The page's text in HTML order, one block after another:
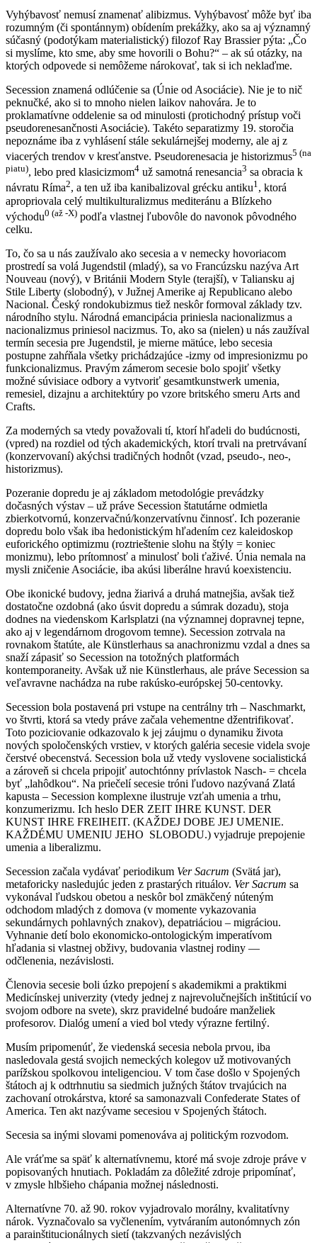
Vyhýbavosť nemusí znamenať alibizmus. Vyhýbavosť môže byť iba
rozumným (či spontánnym) obídením prekážky, ako sa aj významný
súčasný (podotýkam materialistický) filozof Ray Brassier pýta: „Čo
si myslíme, kto sme, aby sme hovorili o Bohu?“ – ak sú otázky, na
ktorých odpovede si nemôžeme nárokovať, tak si ich neklaďme.
Secession znamená odlúčenie sa (Únie od Asociácie). Nie je to nič
peknučké, ako si to mnoho nielen laikov nahovára. Je to
proklamatívne oddelenie sa od minulosti (protichodný prístup voči
pseudorenesančnosti Asociácie). Takéto separatizmy 19. storočia
nepoznáme iba z vyhlásení stále sekulárnejšej moderny, ale aj z
viacerých trendov v kresťanstve. Pseudorenesacia je historizmus5 (na
piatu), lebo pred klasicizmom4 už samotná renesancia3 sa obracia k
návratu Ríma2, a ten už iba kanibalizoval grécku antiku1, ktorá
apropriovala celý multikulturalizmus mediteránu a Blízkeho
východu0 (až -X) podľa vlastnej ľubovôle do navonok pôvodného
celku.
To, čo sa u nás zaužívalo ako secesia a v nemecky hovoriacom
prostredí sa volá Jugendstil (mladý), sa vo Francúzsku nazýva Art
Nouveau (nový), v Británii Modern Style (terajší), v Taliansku aj
Stile Liberty (slobodný), v Južnej Amerike aj Republicano alebo
Nacional. Český rondokubizmus tiež neskôr formoval základy tzv.
národního stylu. Národná emancipácia priniesla nacionalizmus a
nacionalizmus priniesol nacizmus. To, ako sa (nielen) u nás zaužíval
termín secesia pre Jugendstil, je mierne mätúce, lebo secesia
postupne zahŕňala všetky prichádzajúce -izmy od impresionizmu po
funkcionalizmus. Pravým zámerom secesie bolo spojiť všetky
možné súvisiace odbory a vytvoriť gesamtkunstwerk umenia,
remesiel, dizajnu a architektúry po vzore britského smeru Arts and
Crafts.
Za moderných sa vtedy považovali tí, ktorí hľadeli do budúcnosti,
(vpred) na rozdiel od tých akademických, ktorí trvali na pretrvávaní
(konzervovaní) akýchsi tradičných hodnôt (vzad, pseudo-, neo-,
historizmus).
Pozeranie dopredu je aj základom metodológie prevádzky
dočasných výstav – už práve Secession štatutárne odmietla
zbierkotvornú, konzervačnú/konzervatívnu činnosť. Ich pozeranie
dopredu bolo však iba hedonistickým hľadením cez kaleidoskop
euforického optimizmu (roztrieštenie slohu na štýly = koniec
monizmu), lebo prítomnosť a minulosť boli ťaživé. Únia nemala na
mysli zničenie Asociácie, iba akúsi liberálne hravú koexistenciu.
Obe ikonické budovy, jedna žiarivá a druhá matnejšia, avšak tiež
dostatočne ozdobná (ako úsvit dopredu a súmrak dozadu), stoja
dodnes na viedenskom Karlsplatzi (na významnej dopravnej tepne,
ako aj v legendárnom drogovom temne). Secession zotrvala na
rovnakom štatúte, ale Künstlerhaus sa anachronizmu vzdal a dnes sa
snaží zápasiť so Secession na totožných platformách
kontemporaneity. Avšak už nie Künstlerhaus, ale práve Secession sa
veľavravne nachádza na rube rakúsko-európskej 50-centovky.
Secession bola postavená pri vstupe na centrálny trh – Naschmarkt,
vo štvrti, ktorá sa vtedy práve začala vehementne džentrifikovať.
Toto poziciovanie odkazovalo k jej záujmu o dynamiku života
nových spoločenských vrstiev, v ktorých galéria secesie videla svoje
čerstvé obecenstvá. Secession bola už vtedy vyslovene socialistická
a zároveň si chcela pripojiť autochtónny prívlastok Nasch- = chcela
byť „lahôdkou“. Na priečelí secesie tróni ľudovo nazývaná Zlatá
kapusta – Secession komplexne ilustruje vzťah umenia a trhu,
konzumerizmu. Ich heslo DER ZEIT IHRE KUNST. DER
KUNST IHRE FREIHEIT. (KAŽDEJ DOBE JEJ UMENIE.
KAŽDÉMU UMENIU JEHO SLOBODU.) vyjadruje prepojenie
umenia a liberalizmu.
Secession začala vydávať periodikum Ver Sacrum (Svätá jar),
metaforicky nasledujúc jeden z prastarých rituálov. Ver Sacrum sa
vykonával ľudskou obetou a neskôr bol zmäkčený núteným
odchodom mladých z domova (v momente vykazovania
sekundárnych pohlavných znakov), depatriáciou – migráciou.
Vyhnanie detí bolo ekonomicko-ontologickým imperatívom
hľadania si vlastnej obživy, budovania vlastnej rodiny —
odčlenenia, nezávislosti.
Členovia secesie boli úzko prepojení s akademikmi a praktikmi
Medicínskej univerzity (vtedy jednej z najrevolučnejších inštitúcií vo
svojom odbore na svete), skrz pravidelné budoáre manželiek
profesorov. Dialóg umení a vied bol vtedy výrazne fertilný.
Musím pripomenúť, že viedenská secesia nebola prvou, iba
nasledovala gestá svojich nemeckých kolegov už motivovaných
parížskou spolkovou inteligenciou. V tom čase došlo v Spojených
štátoch aj k odtrhnutiu sa siedmich južných štátov trvajúcich na
zachovaní otrokárstva, ktoré sa samonazvali Confederate States of
America. Ten akt nazývame secesiou v Spojených štátoch.
Secesia sa inými slovami pomenováva aj politickým rozvodom.
Ale vráťme sa späť k alternatívnemu, ktoré má svoje zdroje práve v
popisovaných hnutiach. Pokladám za dôležité zdroje pripomínať,
v zmysle hlbšieho chápania možnej následnosti.
Alternatívne 70. až 90. rokov vyjadrovalo morálny, kvalitatívny
nárok. Vyznačovalo sa vyčlenením, vytváraním autonómnych zón
a parainštitucionálnych sietí (takzvaných nezávislých